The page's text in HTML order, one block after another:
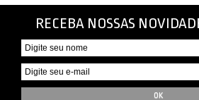
RECEBA NOSSAS